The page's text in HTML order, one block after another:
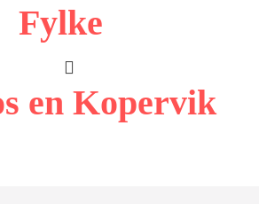
Fylke
en Kopervik